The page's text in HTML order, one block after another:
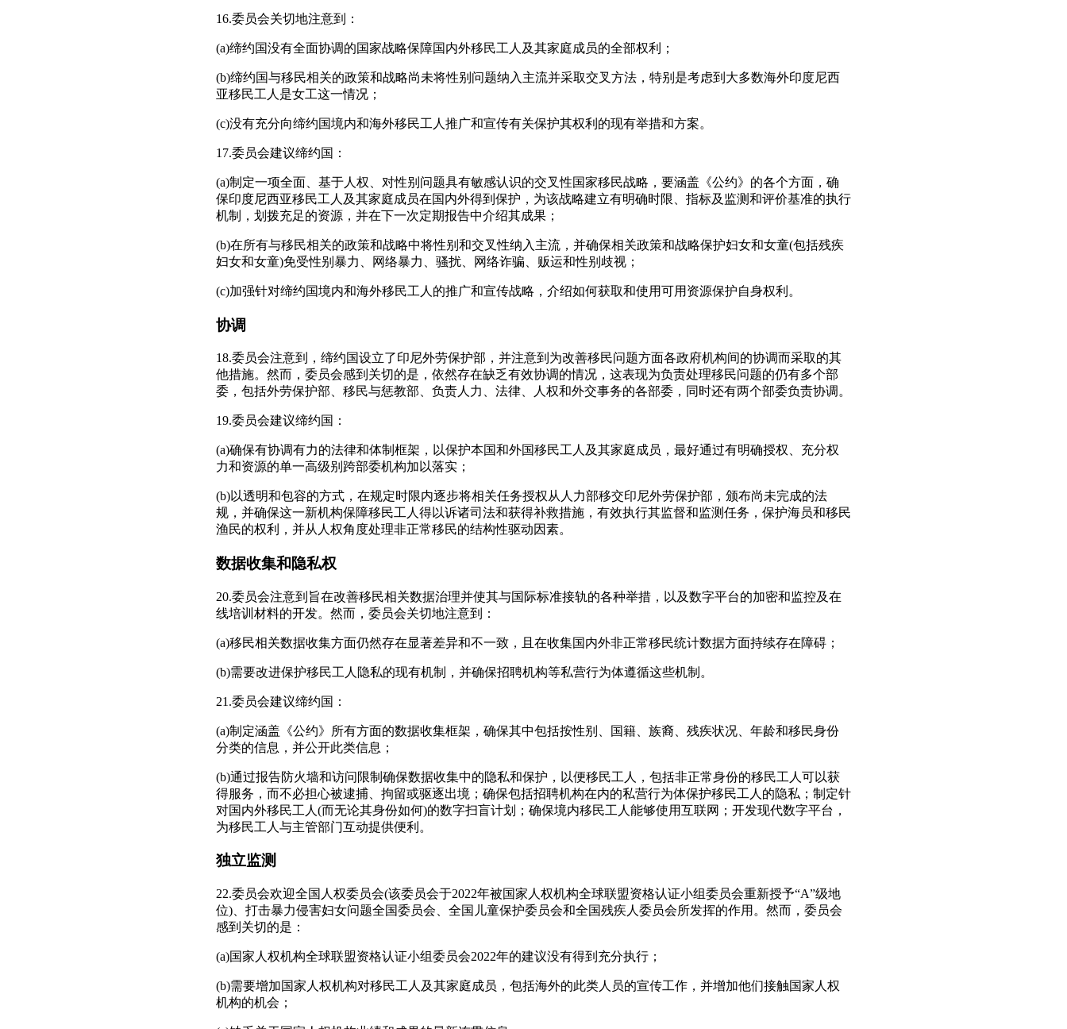
16.委员会关切地注意到：
(a)缔约国没有全面协调的国家战略保障国内外移民工人及其家庭成员的全部权利；
(b)缔约国与移民相关的政策和战略尚未将性别问题纳入主流并采取交叉方法，特别是考虑到大多数海外印度尼西
亚移民工人是女工这一情况；
(c)没有充分向缔约国境内和海外移民工人推广和宣传有关保护其权利的现有举措和方案。
17.委员会建议缔约国：
(a)制定一项全面、基于人权、对性别问题具有敏感认识的交叉性国家移民战略，要涵盖《公约》的各个方面，确
保印度尼西亚移民工人及其家庭成员在国内外得到保护，为该战略建立有明确时限、指标及监测和评价基准的执行
机制，划拨充足的资源，并在下一次定期报告中介绍其成果；
(b)在所有与移民相关的政策和战略中将性别和交叉性纳入主流，并确保相关政策和战略保护妇女和女童(包括残疾
妇女和女童)免受性别暴力、网络暴力、骚扰、网络诈骗、贩运和性别歧视；
(c)加强针对缔约国境内和海外移民工人的推广和宣传战略，介绍如何获取和使用可用资源保护自身权利。
协调
18.委员会注意到，缔约国设立了印尼外劳保护部，并注意到为改善移民问题方面各政府机构间的协调而采取的其
他措施。然而，委员会感到关切的是，依然存在缺乏有效协调的情况，这表现为负责处理移民问题的仍有多个部
委，包括外劳保护部、移民与惩教部、负责人力、法律、人权和外交事务的各部委，同时还有两个部委负责协调。
19.委员会建议缔约国：
(a)确保有协调有力的法律和体制框架，以保护本国和外国移民工人及其家庭成员，最好通过有明确授权、充分权
力和资源的单一高级别跨部委机构加以落实；
(b)以透明和包容的方式，在规定时限内逐步将相关任务授权从人力部移交印尼外劳保护部，颁布尚未完成的法
规，并确保这一新机构保障移民工人得以诉诸司法和获得补救措施，有效执行其监督和监测任务，保护海员和移民
渔民的权利，并从人权角度处理非正常移民的结构性驱动因素。
数据收集和隐私权
20.委员会注意到旨在改善移民相关数据治理并使其与国际标准接轨的各种举措，以及数字平台的加密和监控及在
线培训材料的开发。然而，委员会关切地注意到：
(a)移民相关数据收集方面仍然存在显著差异和不一致，且在收集国内外非正常移民统计数据方面持续存在障碍；
(b)需要改进保护移民工人隐私的现有机制，并确保招聘机构等私营行为体遵循这些机制。
21.委员会建议缔约国：
(a)制定涵盖《公约》所有方面的数据收集框架，确保其中包括按性别、国籍、族裔、残疾状况、年龄和移民身份
分类的信息，并公开此类信息；
(b)通过报告防火墙和访问限制确保数据收集中的隐私和保护，以便移民工人，包括非正常身份的移民工人可以获
得服务，而不必担心被逮捕、拘留或驱逐出境；确保包括招聘机构在内的私营行为体保护移民工人的隐私；制定针
对国内外移民工人(而无论其身份如何)的数字扫盲计划；确保境内移民工人能够使用互联网；开发现代数字平台，
为移民工人与主管部门互动提供便利。
独立监测
22.委员会欢迎全国人权委员会(该委员会于2022年被国家人权机构全球联盟资格认证小组委员会重新授予“A”级地
位)、打击暴力侵害妇女问题全国委员会、全国儿童保护委员会和全国残疾人委员会所发挥的作用。然而，委员会
感到关切的是：
(a)国家人权机构全球联盟资格认证小组委员会2022年的建议没有得到充分执行；
(b)需要增加国家人权机构对移民工人及其家庭成员，包括海外的此类人员的宣传工作，并增加他们接触国家人权
机构的机会；